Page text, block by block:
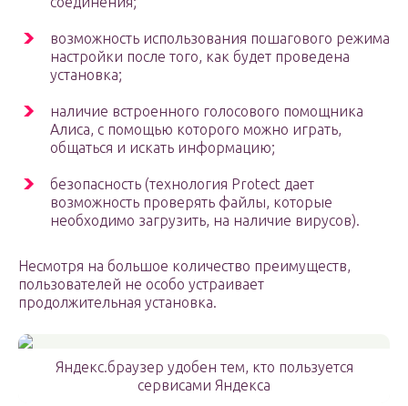
возможность использования пошагового режима
настройки после того, как будет проведена
установка;
наличие встроенного голосового помощника
Алиса, с помощью которого можно играть,
общаться и искать информацию;
безопасность (технология Protect дает
возможность проверять файлы, которые
необходимо загрузить, на наличие вирусов).
Несмотря на большое количество преимуществ,
пользователей не особо устраивает
продолжительная установка.
Яндекс.браузер удобен тем, кто пользуется
сервисами Яндекса